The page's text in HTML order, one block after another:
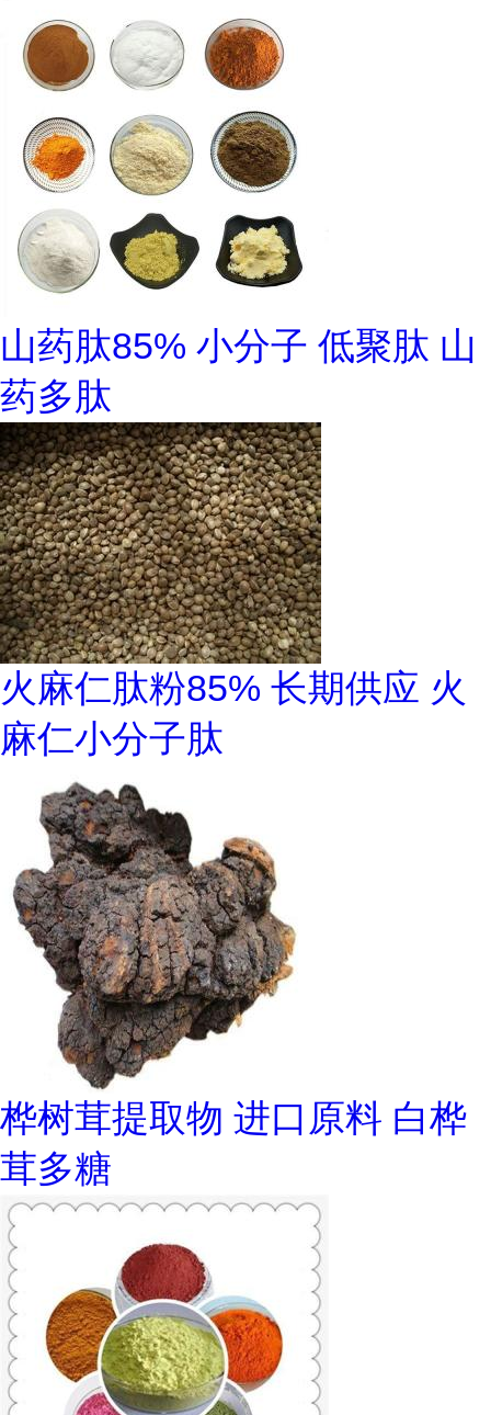
山药肽85% 小分子 低聚肽 山
药多肽
火麻仁肽粉85% 长期供应 火
麻仁小分子肽
桦树茸提取物 进口原料 白桦
茸多糖